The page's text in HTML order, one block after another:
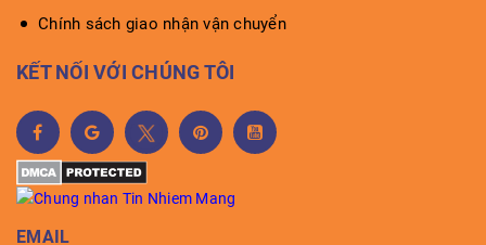
Chính sách giao nhận vận chuyển
KẾT NỐI VỚI CHÚNG TÔI
EMAIL